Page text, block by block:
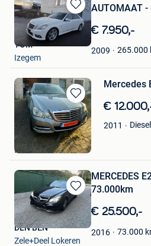
Bewaren
in
Mijn
Favorieten
AUTOMAAT -
€ 7.950,-
2009 265.000
TOM
Izegem
Bewaren
in
Mijn
Favorieten
Mercedes
€
2011
Diesel
Hanne Winters
Lubbeek
Bewaren
in
Mijn
Favorieten
MERCEDES
73.000km
€ 25.500,-
2016 73.000
DEN BEN
Zele+Deel Lokeren